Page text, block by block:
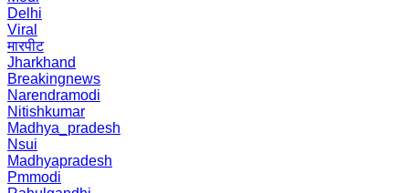
Delhi
Viral
मारपीट
Jharkhand
Breakingnews
Narendramodi
Nitishkumar
Madhya_pradesh
Nsui
Madhyapradesh
Pmmodi